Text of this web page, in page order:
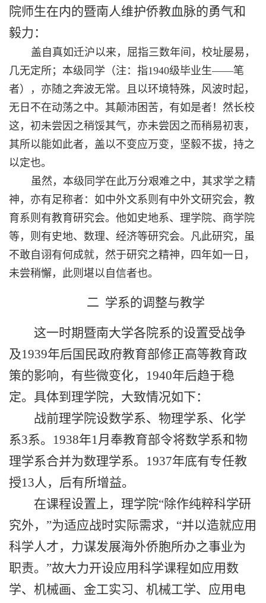
院师生在内的暨南人维护侨教血脉的勇气和
毅力：
盖自真如迁沪以来，屈指三数年间，校址屡易，
几无定所；本级同学（注：指1940级毕业生——笔
者），亦随之奔波无常。且以环境特殊，风波时起，
无日不在动荡之中。其颠沛困苦，有如是者！然长校
这，初未尝因之稍馁其气，亦未尝因之而稍易初衷，
其所以能如此者，盖以不变应万变，坚毅不拔，持之
以定也。
虽然，本级同学在此万分艰难之中，其求学之精
神，亦有足称者：如中外文系则有中外文研究会，教
育系则有教育研究会。他如史地系、理学院、商学院
等，则有史地、数理、经济等研究会。凡此研究，虽
不敢自诩有何成就，然于研究之精神，四年如一日，
未尝稍懈，此则堪以自信者也。
二 学系的调整与教学
这一时期暨南大学各院系的设置受战争
及1939年后国民政府教育部修正高等教育政
策的影响，有些微变化， 1940年后趋于稳
定。具体到理学院，大致情况如下：
战前理学院设数学系、物理学系、化学
系3系。 1938年1月奉教育部令将数学系和物
理学系合并为数理学系。 1937年底有专任教
授13人，后有所增益。
在课程设置上，理学院“除作纯粹科学研
究外，”为适应战时实际需求，“并以造就应用
科学人才，力谋发展海外侨胞所办之事业为
职责。”故大力开设应用科学课程如应用数
学、机械画、金工实习、机械工学、应用电